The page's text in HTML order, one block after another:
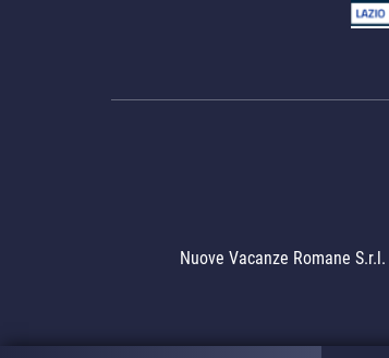
Nuove Vacanze Romane S.r.l.